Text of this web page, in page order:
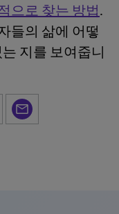
으로 찾는 방법.
들의 삶에 어떻
지를 보여줍니